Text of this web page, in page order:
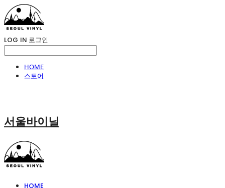
LOG IN 로그인
HOME
스토어
서울바이닐
HOME